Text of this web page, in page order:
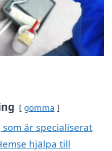
gömma
är specialiserat
hjälpa till